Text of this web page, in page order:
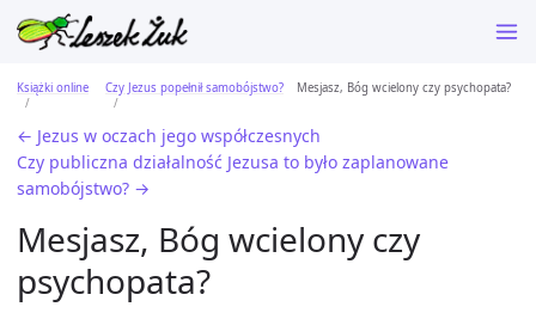
Książki online Czy Jezus popełnił samobójstwo? Mesjasz, Bóg wcielony czy psychopata?
← Jezus w oczach jego współczesnych
Czy publiczna działalność Jezusa to było zaplanowane
samobójstwo? →
Mesjasz, Bóg wcielony czy
psychopata?